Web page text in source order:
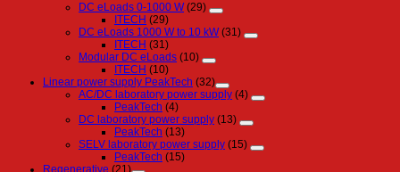
DC eLoads 0-1000 W (29)
ITECH (29)
DC eLoads 1000 W to 10 kW (31)
ITECH (31)
Modular DC eLoads (10)
ITECH (10)
Linear power supply PeakTech (32)
AC/DC laboratory power supply (4)
PeakTech (4)
DC laboratory power supply (13)
PeakTech (13)
SELV laboratory power supply (15)
PeakTech (15)
Regenerative (21)